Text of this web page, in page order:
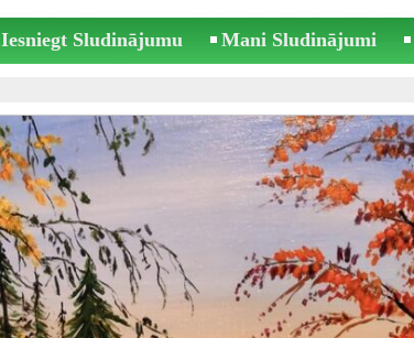
Iesniegt Sludinājumu Mani Sludinājumi